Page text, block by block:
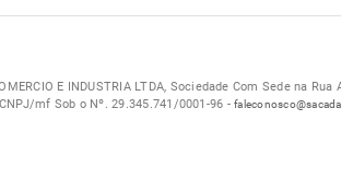
E INDUSTRIA LTDA, Sociedade Com Sede na
mf Sob o Nº. 29.345.741/0001-96 -